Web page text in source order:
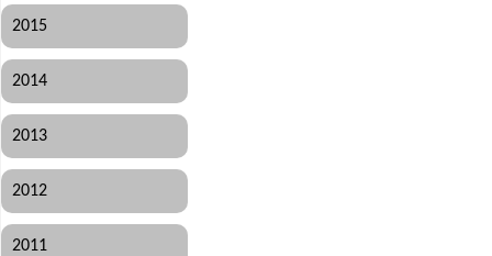
2015
2014
2013
2012
2011